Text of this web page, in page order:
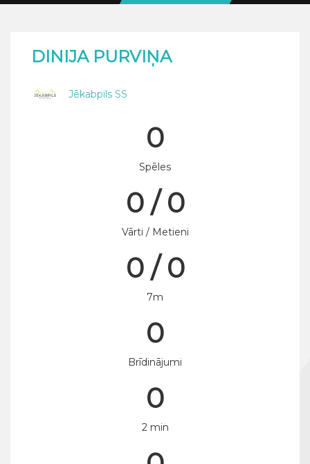
DINIJA PURVIŅA
Jēkabpils SS
0
Spēles
0 / 0
Vārti / Metieni
0 / 0
7m
0
Brīdinājumi
0
2 min